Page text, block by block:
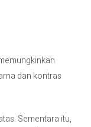
dan kontras
Sementara itu,